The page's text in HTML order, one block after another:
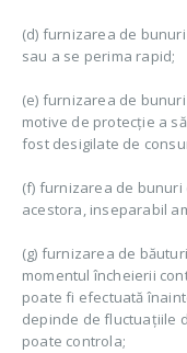
(d) furnizarea de
sau a se perima rapid;
(e) furnizarea de
motive de protecție a
fost desigilate de
(f) furnizarea de
acestora, inseparabil
(g) furnizarea de
momentul încheierii
poate fi efectuată
depinde de fluctuațiile
poate controla;